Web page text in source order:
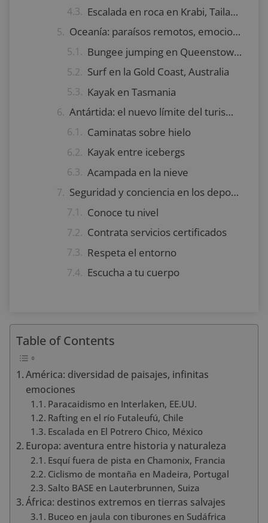
Escalada en roca en Krabi, Tailandia
Oceanía: paraísos remotos, emociones intensas
Bungee jumping en Queenstown, Nueva Zelanda
Surf en la Gold Coast, Australia
Kayak en Tasmania
Antártida: el nuevo límite del turismo de aventura
Caminatas sobre hielo
Kayak entre icebergs
Acampada en la nieve
Seguridad y conciencia en los deportes extremos
Conoce tu nivel
Contrata servicios certificados
Respeta el entorno
Escucha a tu cuerpo
Table of Contents
América: diversidad de paisajes, infinitas
emociones
Paracaidismo en Interlaken, EE.UU.
Rafting en el río Futaleufú, Chile
Escalada en El Potrero Chico, México
Europa: aventura entre historia y naturaleza
Esquí fuera de pista en Chamonix, Francia
Ciclismo de montaña en Madeira, Portugal
Salto BASE en Lauterbrunnen, Suiza
África: destinos extremos en tierras salvajes
Buceo en jaula con tiburones en Sudáfrica